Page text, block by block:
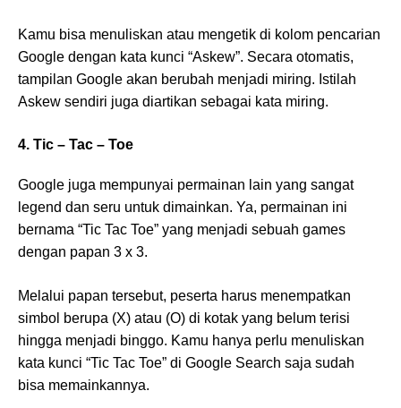
Kamu bisa menuliskan atau mengetik di kolom pencarian
Google dengan kata kunci “Askew”. Secara otomatis,
tampilan Google akan berubah menjadi miring. Istilah
Askew sendiri juga diartikan sebagai kata miring.
4. Tic – Tac – Toe
Google juga mempunyai permainan lain yang sangat
legend dan seru untuk dimainkan. Ya, permainan ini
bernama “Tic Tac Toe” yang menjadi sebuah games
dengan papan 3 x 3.
Melalui papan tersebut, peserta harus menempatkan
simbol berupa (X) atau (O) di kotak yang belum terisi
hingga menjadi binggo. Kamu hanya perlu menuliskan
kata kunci “Tic Tac Toe” di Google Search saja sudah
bisa memainkannya.